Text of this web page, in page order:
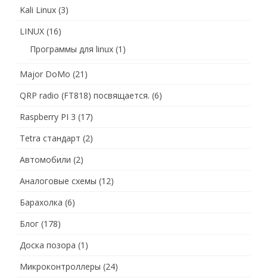
Kali Linux (3)
LINUX (16)
Программы для linux (1)
Major DoMo (21)
QRP radio (FT818) посвящается. (6)
Raspberry PI 3 (17)
Tetra стандарт (2)
Автомобили (2)
Аналоговые схемы (12)
Барахолка (6)
Блог (178)
Доска позора (1)
Микроконтроллеры (24)